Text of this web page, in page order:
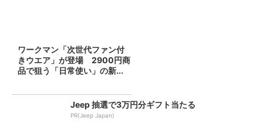
ワークマン「次世代ファン付
きウエア」が登場 2900円商
品で狙う「日常使い」の新...
Jeep 抽選で3万円分ギフト当たる
PR(Jeep Japan)